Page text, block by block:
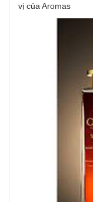
vị của Aromas